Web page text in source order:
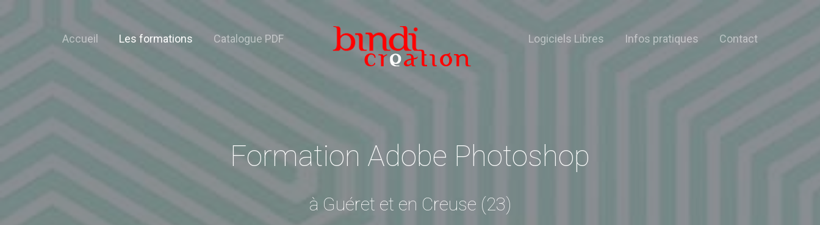
Accueil Les formations Catalogue PDF Logiciels Libres Infos pratiques Contact
Formation Adobe Photoshop
à Guéret et en Creuse (23)